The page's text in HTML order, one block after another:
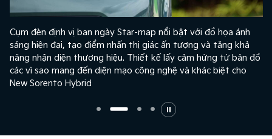
Cụm đèn định vị ban ngày Star-map nổi bật với đồ họa ánh
sáng hiện đại, tạo điểm nhấn thị giác ấn tượng và tăng khả
năng nhận diện thương hiệu. Thiết kế lấy cảm hứng từ bản đồ
các vì sao mang đến diện mạo công nghệ và khác biệt cho
New Sorento Hybrid